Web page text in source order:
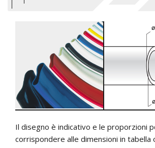
Il disegno è indicativo e le proporzioni
corrispondere alle dimensioni in tabella